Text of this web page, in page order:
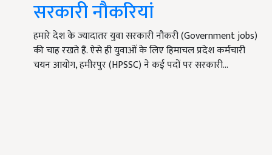
सरकारी नौकरियां
हमारे देश के ज्यादातर युवा सरकारी नौकरी (Government jobs)
की चाह रखते हैं. ऐसे ही युवाओं के लिए हिमाचल प्रदेश कर्मचारी
चयन आयोग, हमीरपुर (HPSSC) ने कई पदों पर सरकारी…